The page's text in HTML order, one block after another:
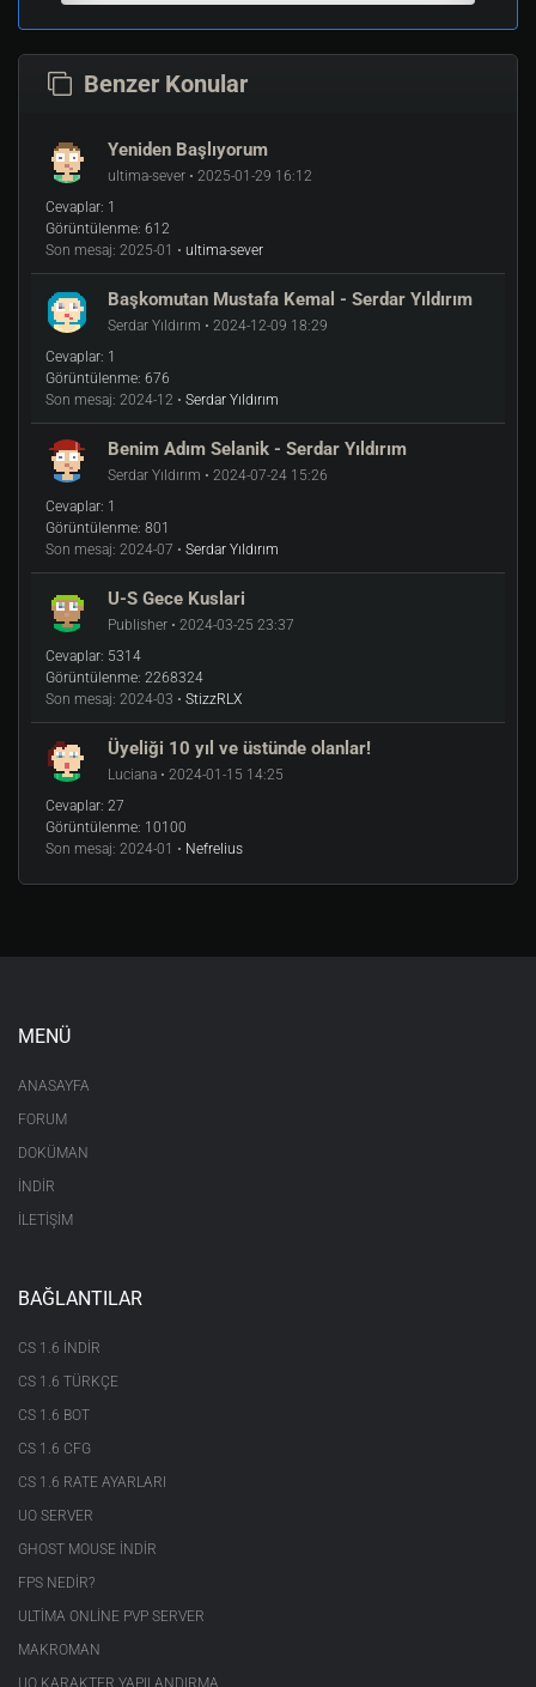
Benzer Konular
Yeniden Başlıyorum
ultima-sever • 2025-01-29 16:12
Cevaplar: 1
Görüntülenme: 612
Son mesaj: 2025-01 • ultima-sever
Başkomutan Mustafa Kemal - Serdar Yıldırım
Serdar Yıldırım • 2024-12-09 18:29
Cevaplar: 1
Görüntülenme: 676
Son mesaj: 2024-12 • Serdar Yıldırım
Benim Adım Selanik - Serdar Yıldırım
Serdar Yıldırım • 2024-07-24 15:26
Cevaplar: 1
Görüntülenme: 801
Son mesaj: 2024-07 • Serdar Yıldırım
U-S Gece Kuslari
Publisher • 2024-03-25 23:37
Cevaplar: 5314
Görüntülenme: 2268324
Son mesaj: 2024-03 • StizzRLX
Üyeliği 10 yıl ve üstünde olanlar!
Luciana • 2024-01-15 14:25
Cevaplar: 27
Görüntülenme: 10100
Son mesaj: 2024-01 • Nefrelius
MENÜ
ANASAYFA
FORUM
DOKÜMAN
İNDİR
İLETİŞİM
BAĞLANTILAR
CS 1.6 INDIR
CS 1.6 TÜRKÇE
CS 1.6 BOT
CS 1.6 CFG
CS 1.6 RATE AYARLARI
UO SERVER
GHOST MOUSE INDIR
FPS NEDIR?
ULTIMA ONLINE PVP SERVER
MAKROMAN
UO KARAKTER YAPILANDIRMA